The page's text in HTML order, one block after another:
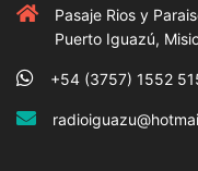
Pasaje Rios y
Puerto Iguazú,
+54 (3757) 1552